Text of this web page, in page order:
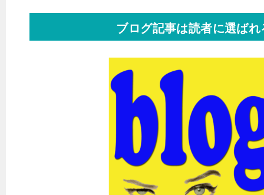
ブログ記事は読者に選ばれ